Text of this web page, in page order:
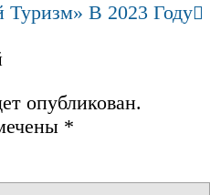
В 2023 Году
опубликован.
*